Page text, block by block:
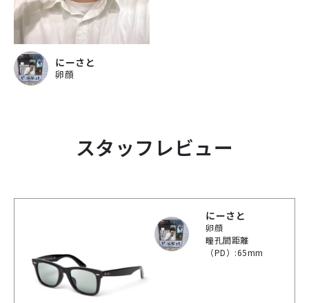
にーさと
卵顔
スタッフレビュー
にーさと
卵顔
瞳孔間距離
（PD）:65mm